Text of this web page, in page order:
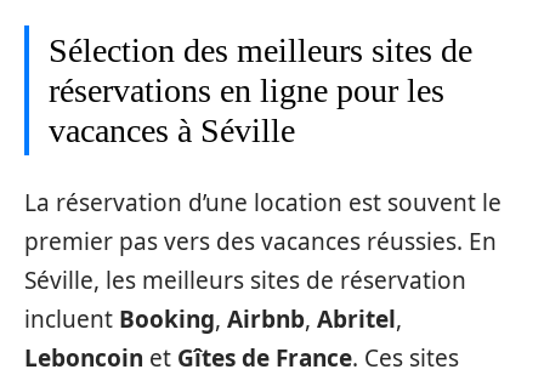
Sélection des meilleurs sites de
réservations en ligne pour les
vacances à Séville
La réservation d’une location est souvent le
premier pas vers des vacances réussies. En
Séville, les meilleurs sites de réservation
incluent Booking, Airbnb, Abritel,
Leboncoin et Gîtes de France. Ces sites